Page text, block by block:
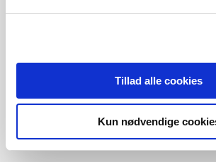
Tillad alle cookies
Kun nødvendige
DEL ARTIKLEN
M MAIL